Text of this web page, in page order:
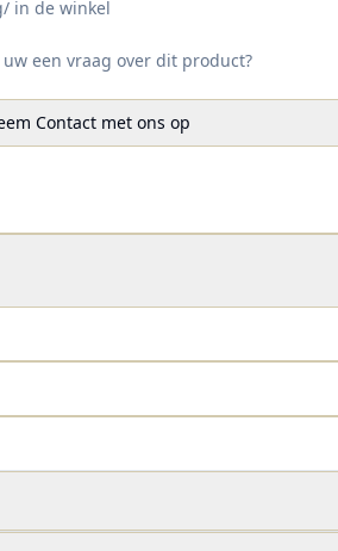
in de winkel
uw een vraag over dit product?
Contact met ons op